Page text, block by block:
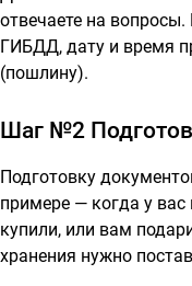
отвечаете на
ГИБДД, дату и время
(пошлину).
Шаг №2
Подготовку
примере — когда у
купили, или вам
хранения нужно